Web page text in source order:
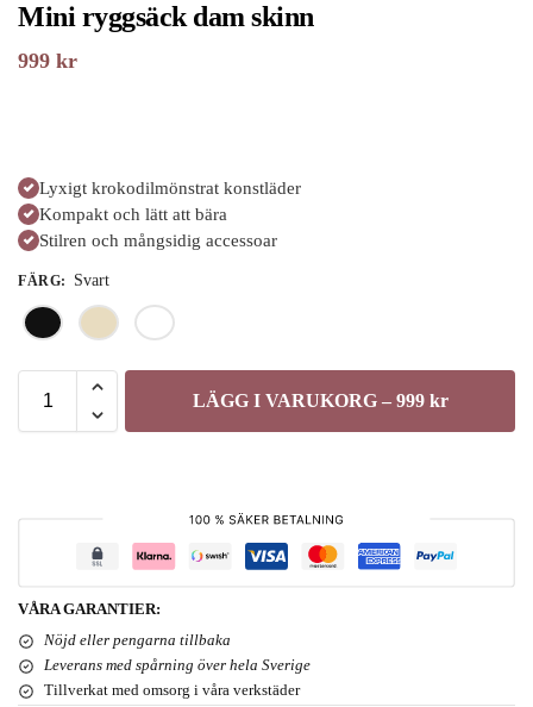
Mini ryggsäck dam skinn
999 kr
Lyxigt krokodilmönstrat konstläder
Kompakt och lätt att bära
Stilren och mångsidig accessoar
FÄRG: Svart
LÄGG I VARUKORG – 999 kr
VÅRA GARANTIER:
Nöjd eller pengarna tillbaka
Leverans med spårning över hela Sverige
Tillverkat med omsorg i våra verkstäder